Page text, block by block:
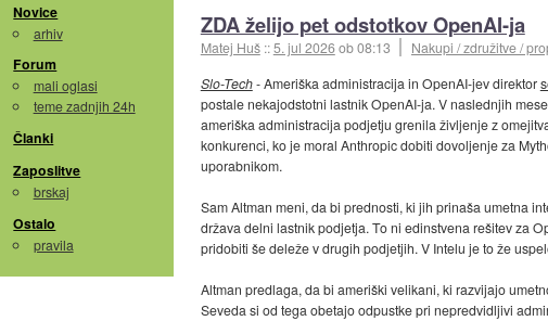
Novice
arhiv
Forum
mali oglasi
teme zadnjih 24h
Članki
Zaposlitve
brskaj
Ostalo
pravila
ZDA želijo pet odstotkov OpenAI-ja
Matej Huš ::5. jul 2026ob 08:13
Nakupi / združitve /
Slo-Tech- Ameriška administracija in OpenAI-jev direktor
postale nekajodstotni lastnik OpenAI-ja. V naslednjih
ameriška administracija podjetju grenila življenje z
konkurenci, ko je moral Anthropic dobiti dovoljenje za
uporabnikom.
Sam Altman meni, da bi prednosti, ki jih prinaša umetna
država delni lastnik podjetja. To ni edinstvena rešitev za
pridobiti še deleže v drugih podjetjih. V Intelu je to že
Altman predlaga, da bi ameriški velikani, ki razvijajo
Seveda si od tega obetajo odpustke pri nepredvidljivi